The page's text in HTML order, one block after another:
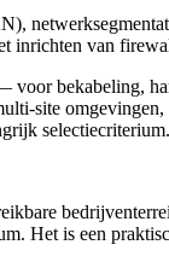
van
bekabeling,
site
selectiecriterium.
Het is een